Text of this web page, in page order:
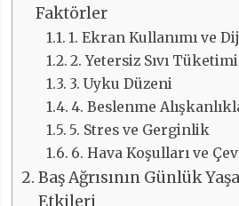
Faktörler
1. Ekran Kullanımı ve
2. Yetersiz Sıvı Tüketimi
3. Uyku Düzeni
4. Beslenme
5. Stres ve Gerginlik
6. Hava Koşulları ve
Baş Ağrısının Günlük
Etkileri